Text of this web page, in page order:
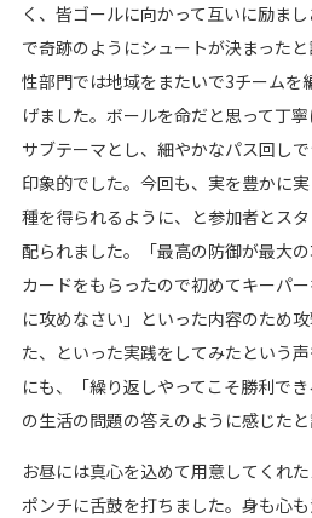
く、皆ゴールに向かって互いに励ま
で奇跡のようにシュートが決まった
性部門では地域をまたいで3チームを
げました。ボールを命だと思って丁
サブテーマとし、細やかなパス回し
印象的でした。今回も、実を豊かに
種を得られるように、と参加者とス
配られました。「最高の防御が最大
カードをもらったので初めてキーパ
に攻めなさい」といった内容のため
た、といった実践をしてみたという
にも、「繰り返しやってこそ勝利で
の生活の問題の答えのように感じたと
お昼には真心を込めて用意してくれ
ポンチに舌鼓を打ちました。身も心